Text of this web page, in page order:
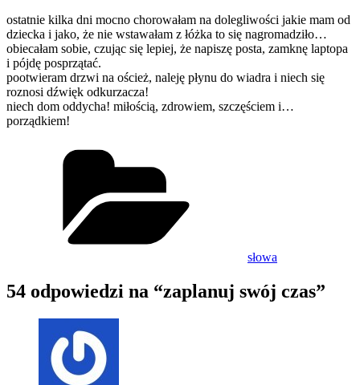
ostatnie kilka dni mocno chorowałam na dolegliwości jakie mam od
dziecka i jako, że nie wstawałam z łóżka to się nagromadziło…
obiecałam sobie, czując się lepiej, że napiszę posta, zamknę laptopa
i pójdę posprzątać.
pootwieram drzwi na oścież, naleję płynu do wiadra i niech się
roznosi dźwięk odkurzacza!
niech dom oddycha! miłością, zdrowiem, szczęściem i…
porządkiem!
słowa
54 odpowiedzi na “zaplanuj swój czas”